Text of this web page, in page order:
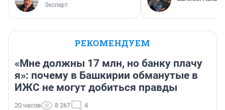
Эксперт
РЕКОМЕНДУЕМ
«Мне должны 17 млн, но банку плачу
я»: почему в Башкирии обманутые в
ИЖС не могут добиться правды
20 часов 8 267 4